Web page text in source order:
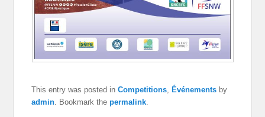
This entry was posted inCompetitions ,Événements by
admin . Bookmark thepermalink